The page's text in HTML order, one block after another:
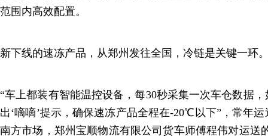
范围内高效配置。
新下线的速冻产品，从郑州发往全国，冷链是关键一环
“车上都装有智能温控设备，每30秒采集一次车仓数据
出‘嘀嘀’提示，确保速冻产品全程在-20℃以下”，常年
南方市场，郑州宝顺物流有限公司货车师傅程伟对运送